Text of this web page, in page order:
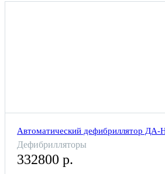
Автоматический дефибриллятор ДА-
Дефибрилляторы
332800 р.